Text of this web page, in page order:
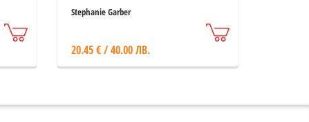
Stephanie Garber
20.45 € / 40.00 ЛВ.